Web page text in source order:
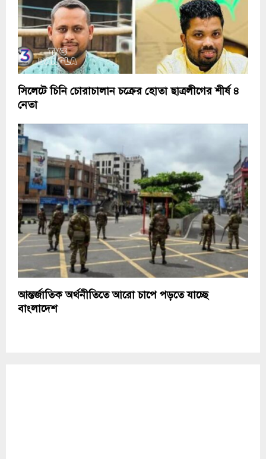
সিলেটে চিনি চোরাচালান চক্রের হোতা ছাত্রলীগের শীর্ষ ৪
নেতা
আন্তর্জাতিক অর্থনীতিতে আরো চাপে পড়তে যাচ্ছে
বাংলাদেশ